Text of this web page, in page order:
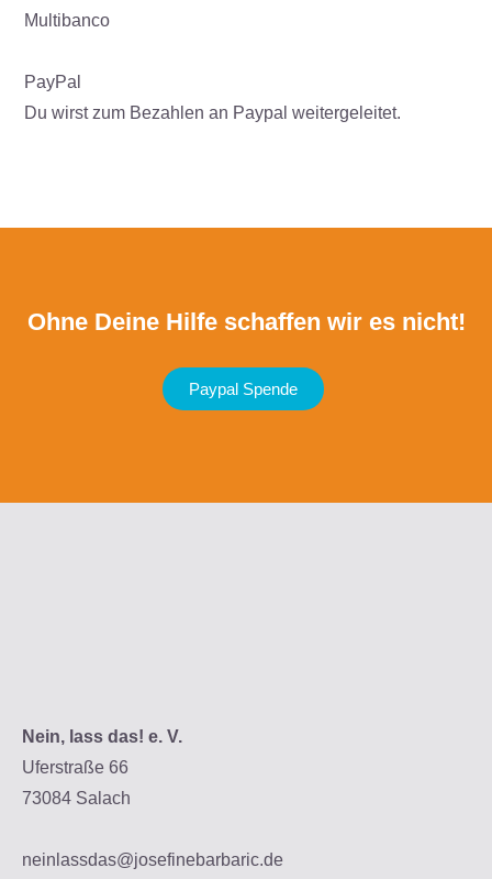
Multibanco
PayPal
Du wirst zum Bezahlen an Paypal weitergeleitet.
Ohne Deine Hilfe schaffen wir es nicht!
Paypal Spende
Nein, lass das! e. V.
Uferstraße 66
73084 Salach
neinlassdas@josefinebarbaric.de